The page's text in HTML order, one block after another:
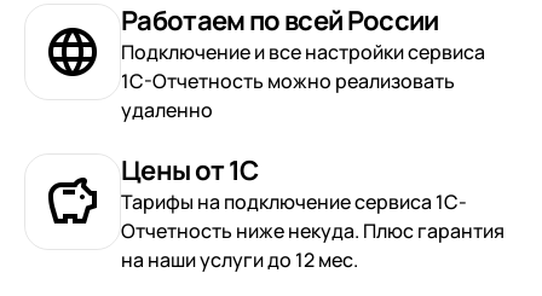
Работаем по всей России
Подключение и все настройки сервиса
1С-Отчетность можно реализовать
удаленно
Цены от 1С
Тарифы на подключение сервиса 1С-
Отчетность ниже некуда. Плюс гарантия
на наши услуги до 12 мес.